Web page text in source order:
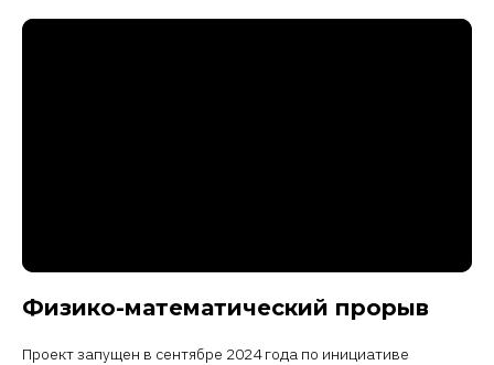
Физико-математический прорыв
Проект запущен в сентябре 2024 года по инициативе